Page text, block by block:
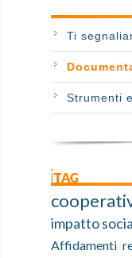
Ti
Strumenti
iTAG
impatto
Affidamenti